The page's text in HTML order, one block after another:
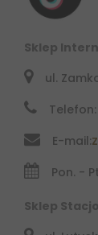
Sklep
ul.
E-mail:
Pon. -
Sklep